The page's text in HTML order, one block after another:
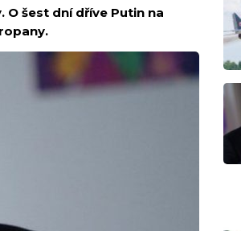
O šest dní dříve Putin na